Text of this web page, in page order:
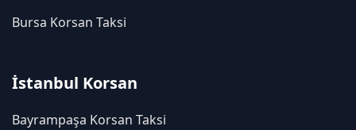
Bursa Korsan Taksi
İstanbul Korsan
Bayrampaşa Korsan Taksi